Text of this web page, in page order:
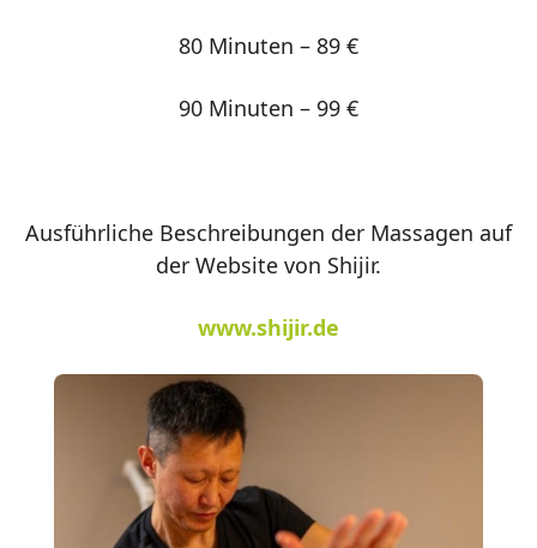
80 Minuten – 89 €
90 Minuten – 99 €
Ausführliche Beschreibungen der Massagen auf
der Website von Shijir.
www.shijir.de